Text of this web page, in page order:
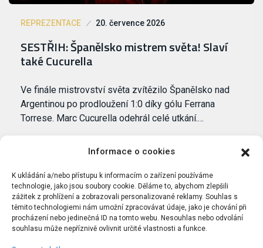
Informace o cookies
K ukládání a/nebo přístupu k informacím o zařízení používáme
technologie, jako jsou soubory cookie. Děláme to, abychom zlepšili
zážitek z prohlížení a zobrazovali personalizované reklamy. Souhlas s
těmito technologiemi nám umožní zpracovávat údaje, jako je chování při
procházení nebo jedinečná ID na tomto webu. Nesouhlas nebo odvolání
souhlasu může nepříznivě ovlivnit určité vlastnosti a funkce.
REPREZENTACE 20. července 2026
SESTŘIH: Španělsko mistrem světa! Slaví
také Cucurella
Ve finále mistrovství světa zvítězilo Španělsko nad
Argentinou po prodloužení 1:0 díky gólu Ferrana
Torrese. Marc Cucurella odehrál celé utkání.…